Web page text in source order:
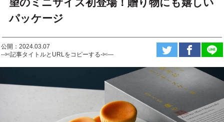
望のミニサイズ初登場！贈り物にも嬉しい
パッケージ
公開：2024.03.07
--✄記事タイトルとURLをコピーする-✄—